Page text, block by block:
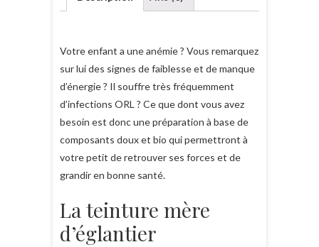
Votre enfant a une anémie ? Vous remarquez
sur lui des signes de faiblesse et de manque
d’énergie ? Il souffre très fréquemment
d’infections ORL ? Ce que dont vous avez
besoin est donc une préparation à base de
composants doux et bio qui permettront à
votre petit de retrouver ses forces et de
grandir en bonne santé.
La teinture mère
d’églantier